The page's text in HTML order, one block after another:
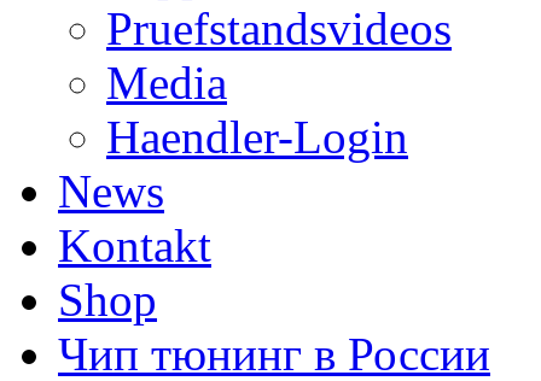
Pruefstandsvideos
Media
Haendler-Login
News
Kontakt
Shop
Чип тюнинг в России